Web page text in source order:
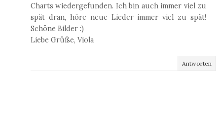
Charts wiedergefunden. Ich bin auch immer viel zu
spät dran, höre neue Lieder immer viel zu spät!
Schöne Bilder :)
Liebe Grüße, Viola
Antworten